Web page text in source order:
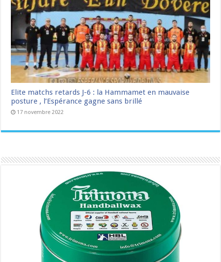
Elite matchs retards J-6 : la Hammamet en mauvaise
posture , l’Espérance gagne sans brillé
17 novembre 2022